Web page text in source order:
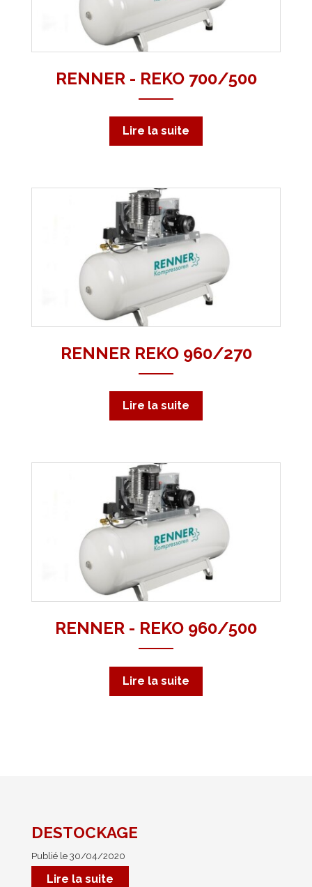
RENNER - REKO 700/500
Lire la suite
RENNER REKO 960/270
Lire la suite
RENNER - REKO 960/500
Lire la suite
DESTOCKAGE
Publié le 30/04/2020
Lire la suite